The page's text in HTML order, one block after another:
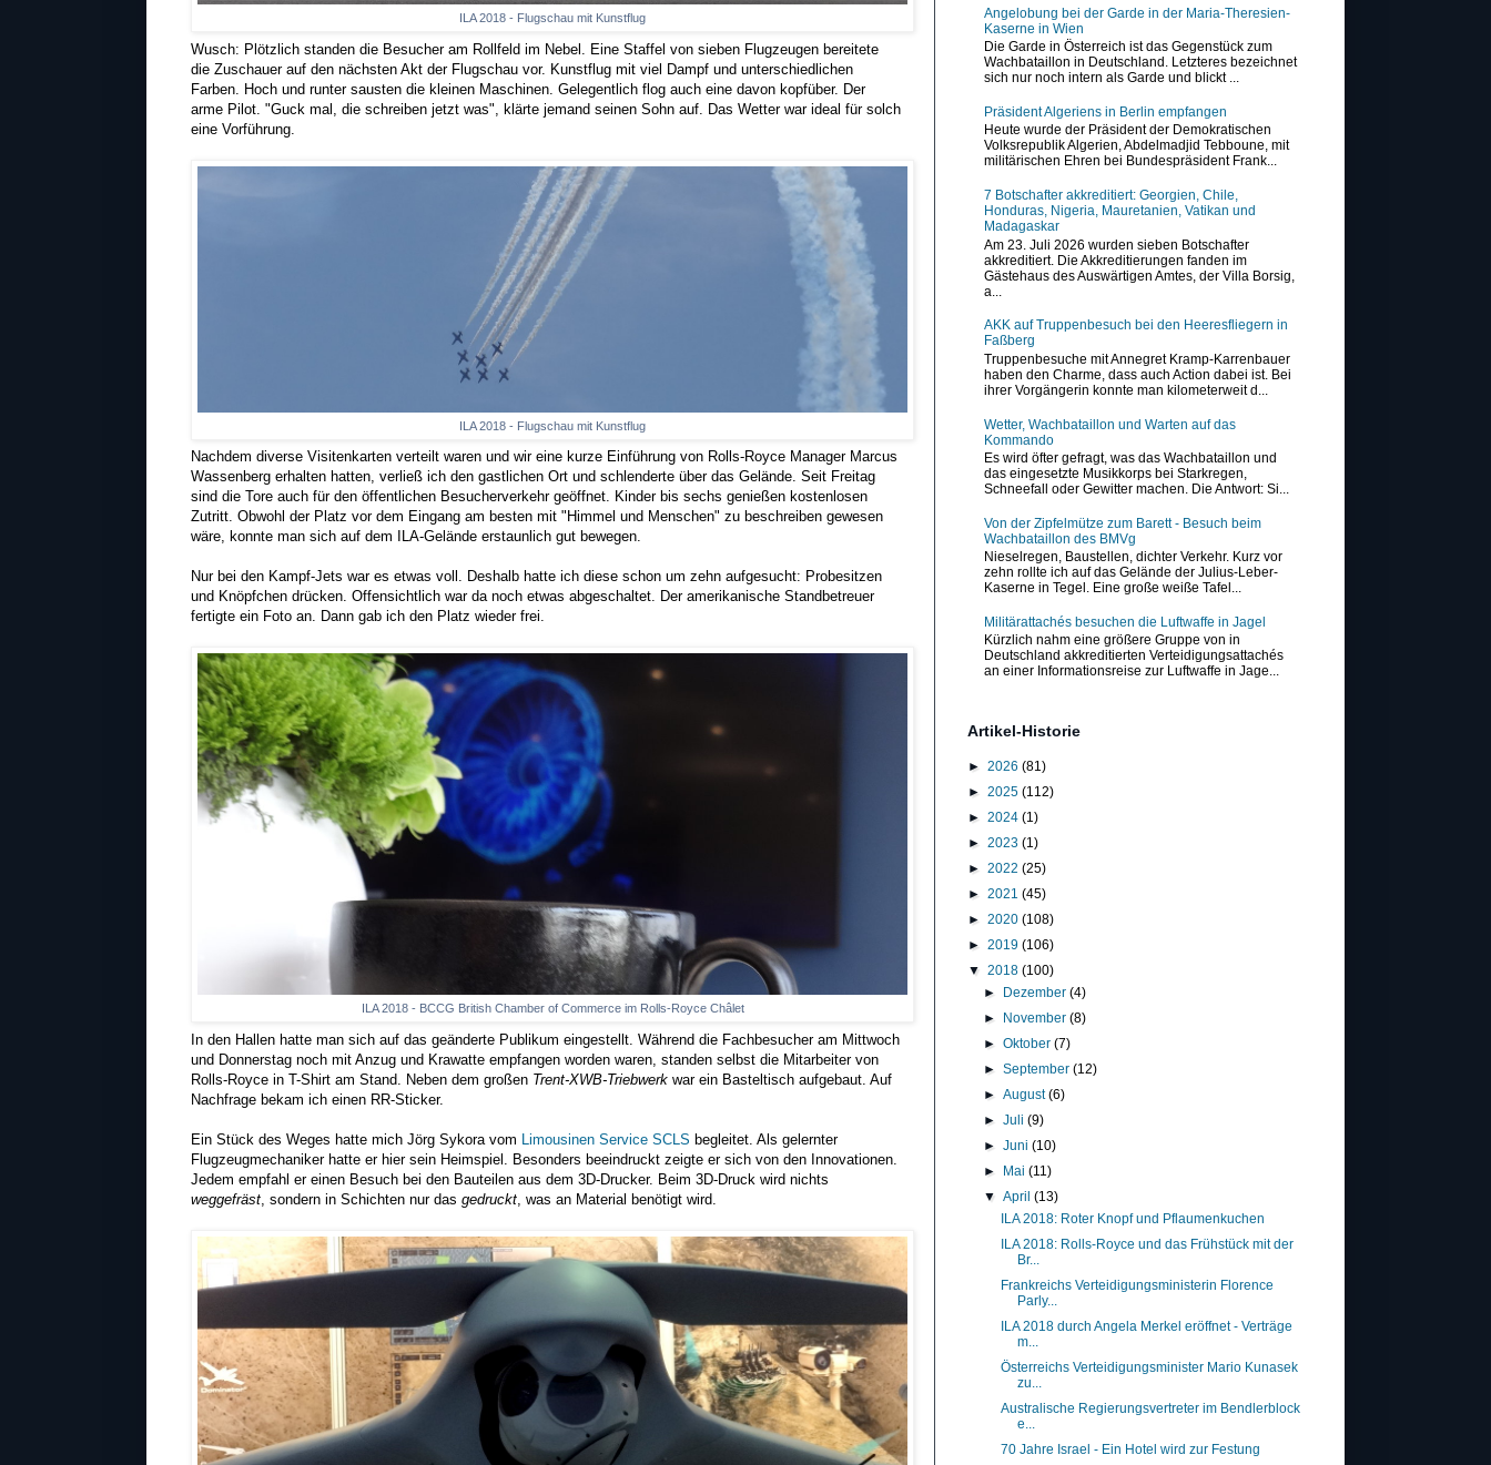
ILA 2018 - Flugschau mit Kunstflug
Wusch: Plötzlich standen die Besucher am Rollfeld im Nebel. Eine Staffel von sieben Flugzeugen bereitete
die Zuschauer auf den nächsten Akt der Flugschau vor. Kunstflug mit viel Dampf und unterschiedlichen
Farben. Hoch und runter sausten die kleinen Maschinen. Gelegentlich flog auch eine davon kopfüber. Der
arme Pilot. "Guck mal, die schreiben jetzt was", klärte jemand seinen Sohn auf. Das Wetter war ideal für solch
eine Vorführung.
ILA 2018 - Flugschau mit Kunstflug
Nachdem diverse Visitenkarten verteilt waren und wir eine kurze Einführung von Rolls-Royce Manager Marcus
Wassenberg erhalten hatten, verließ ich den gastlichen Ort und schlenderte über das Gelände. Seit Freitag
sind die Tore auch für den öffentlichen Besucherverkehr geöffnet. Kinder bis sechs genießen kostenlosen
Zutritt. Obwohl der Platz vor dem Eingang am besten mit "Himmel und Menschen" zu beschreiben gewesen
wäre, konnte man sich auf dem ILA-Gelände erstaunlich gut bewegen.
Nur bei den Kampf-Jets war es etwas voll. Deshalb hatte ich diese schon um zehn aufgesucht: Probesitzen
und Knöpfchen drücken. Offensichtlich war da noch etwas abgeschaltet. Der amerikanische Standbetreuer
fertigte ein Foto an. Dann gab ich den Platz wieder frei.
ILA 2018 - BCCG British Chamber of Commerce im Rolls-Royce Châlet
In den Hallen hatte man sich auf das geänderte Publikum eingestellt. Während die Fachbesucher am Mittwoch
und Donnerstag noch mit Anzug und Krawatte empfangen worden waren, standen selbst die Mitarbeiter von
Rolls-Royce in T-Shirt am Stand. Neben dem großen Trent-XWB-Triebwerk war ein Basteltisch aufgebaut. Auf
Nachfrage bekam ich einen RR-Sticker.
Ein Stück des Weges hatte mich Jörg Sykora vom Limousinen Service SCLS begleitet. Als gelernter
Flugzeugmechaniker hatte er hier sein Heimspiel. Besonders beeindruckt zeigte er sich von den Innovationen.
Jedem empfahl er einen Besuch bei den Bauteilen aus dem 3D-Drucker. Beim 3D-Druck wird nichts
weggefräst, sondern in Schichten nur das gedruckt, was an Material benötigt wird.
Angelobung bei der Garde in der Maria-Theresien-
Kaserne in Wien
Die Garde in Österreich ist das Gegenstück zum
Wachbataillon in Deutschland. Letzteres bezeichnet
sich nur noch intern als Garde und blickt ...
Präsident Algeriens in Berlin empfangen
Heute wurde der Präsident der Demokratischen
Volksrepublik Algerien, Abdelmadjid Tebboune, mit
militärischen Ehren bei Bundespräsident Frank...
7 Botschafter akkreditiert: Georgien, Chile,
Honduras, Nigeria, Mauretanien, Vatikan und
Madagaskar
Am 23. Juli 2026 wurden sieben Botschafter
akkreditiert. Die Akkreditierungen fanden im
Gästehaus des Auswärtigen Amtes, der Villa Borsig,
a...
AKK auf Truppenbesuch bei den Heeresfliegern in
Faßberg
Truppenbesuche mit Annegret Kramp-Karrenbauer
haben den Charme, dass auch Action dabei ist. Bei
ihrer Vorgängerin konnte man kilometerweit d...
Wetter, Wachbataillon und Warten auf das
Kommando
Es wird öfter gefragt, was das Wachbataillon und
das eingesetzte Musikkorps bei Starkregen,
Schneefall oder Gewitter machen. Die Antwort: Si...
Von der Zipfelmütze zum Barett - Besuch beim
Wachbataillon des BMVg
Nieselregen, Baustellen, dichter Verkehr. Kurz vor
zehn rollte ich auf das Gelände der Julius-Leber-
Kaserne in Tegel. Eine große weiße Tafel...
Militärattachés besuchen die Luftwaffe in Jagel
Kürzlich nahm eine größere Gruppe von in
Deutschland akkreditierten Verteidigungsattachés
an einer Informationsreise zur Luftwaffe in Jage...
Artikel-Historie
► 2026 (81)
► 2025 (112)
► 2024 (1)
► 2023 (1)
► 2022 (25)
► 2021 (45)
► 2020 (108)
► 2019 (106)
▼ 2018 (100)
► Dezember(4)
► November(8)
►Oktober(7)
►September(12)
►August(6)
►Juli(9)
►Juni(10)
► Mai(11)
▼April(13)
ILA 2018: Roter Knopf und Pflaumenkuchen
ILA 2018: Rolls-Royce und das Frühstück mit der
Br...
Frankreichs Verteidigungsministerin Florence
Parly...
ILA 2018 durch Angela Merkel eröffnet - Verträge
m...
Österreichs Verteidigungsminister Mario Kunasek
zu...
Australische Regierungsvertreter im Bendlerblock
e...
70 Jahre Israel - Ein Hotel wird zur Festung